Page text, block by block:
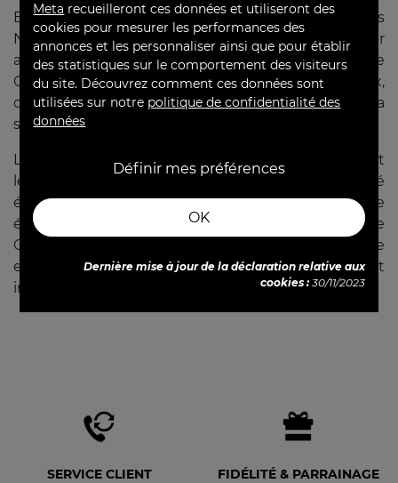
En constante évolution, la maison propose des
Nouveautés surprenantes qui séduisent par leur
audace et leur créativité. L’emblématique
ChampagneBlanc de Blancs , pur et lumineux,
capte l’essence du chardonnay dans toute sa
splendeur.
Les amateurs de sensations plus sèches adoreront
leur Champagne
Extra Brut
, d’une pureté
époustouflante. Le Champagne Rosé, d’une grande
élégance, ne manque jamais d’être un véritable
Coup de cœur. Avec De Venoge, chaque bouteille
est un voyage sensoriel, alliant héritage et
innovation.
SERVICE CLIENT FIDÉLITÉ & PARRAINAGE
Meta recueilleront ces données et utiliseront des
cookies pour mesurer les performances des
annonces et les personnaliser ainsi que pour établir
des statistiques sur le comportement des visiteurs
du site. Découvrez comment ces données sont
utilisées sur notre politique de confidentialité des
données
OK
Définir mes préférences
Dernière mise à jour de la déclaration relative aux
cookies :30/11/2023